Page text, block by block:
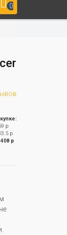
0
р
р
408 р